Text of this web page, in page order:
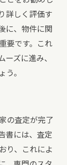
詳しく評価す
に、物件に関
要です。これ
ズに進み、
う。
の査定が完了
書には、査定
り、これによ